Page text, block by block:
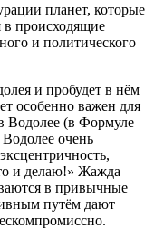
планет, которые
в происходящие
и политического
и пробудет в нём
особенно важен для
Водолее (в Формуле
очень
и делаю!» Жажда
в привычные
путём дают